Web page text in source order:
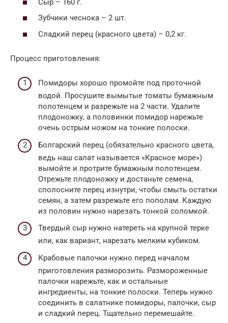
Сыр – 160 г.
Зубчики чеснока – 2 шт.
Сладкий перец (красного цвета) – 0,2 кг.
Процесс приготовления:
Помидоры хорошо промойте под проточной
водой. Просушите вымытые томаты бумажным
полотенцем и разрежьте на 2 части. Удалите
плодоножку, а половинки помидор нарежьте
очень острым ножом на тонкие полоски.
Болгарский перец (обязательно красного цвета,
ведь наш салат называется «Красное море»)
вымойте и протрите бумажным полотенцем.
Отрежьте плодоножку и достаньте семена,
сполосните перец изнутри, чтобы смыть остатки
семян, а затем разрежьте его пополам. Каждую
из половин нужно нарезать тонкой соломкой.
Твердый сыр нужно натереть на крупной терке
или, как вариант, нарезать мелким кубиком.
Крабовые палочки нужно перед началом
приготовления разморозить. Размороженные
палочки нарежьте, как и остальные
ингредиенты, на тонкие полоски. Теперь нужно
соединить в салатнике помидоры, палочки, сыр
и сладкий перец. Тщательно перемешайте.